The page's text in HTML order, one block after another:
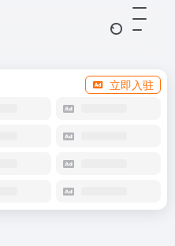
立即入驻